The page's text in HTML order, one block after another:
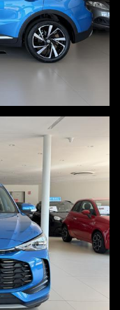
involontari errori
un impegno